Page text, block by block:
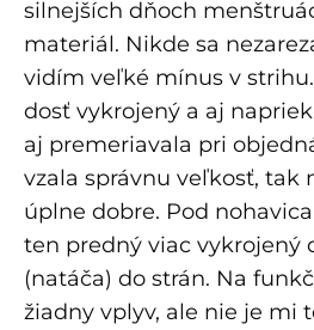
silnejších dňoch
materiál. Nikde sa
vidím veľké mínus v
dosť vykrojený a aj
aj premeriavala pri
vzala správnu veľkosť, tak
úplne dobre. Pod
ten predný viac vykrojený
(natáča) do strán. Na
žiadny vplyv, ale nie je mi